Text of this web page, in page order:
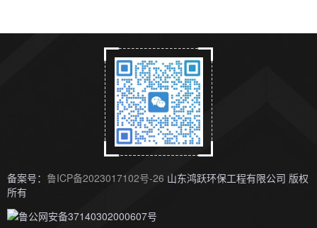
备案号： 鲁ICP备2023017102号-26 山东鸿跃环保工程有限公司 版权
所有
鲁公网安备37140302000607号